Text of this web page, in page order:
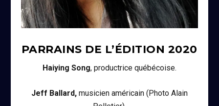
PARRAINS DE L’ÉDITION 2020
Haiying Song, productrice québécoise.
Jeff Ballard,musicien américain (Photo Alain